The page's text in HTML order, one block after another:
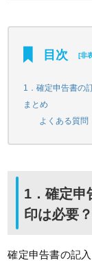
目次 [非
1．確定申告書の
まとめ
よくある質問
1．確定
印は必要？
確定申告書の記